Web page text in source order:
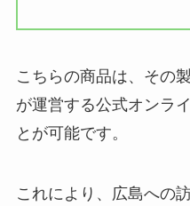
南
こちらの商品は、その
が運営する公式オンラ
とが可能です。
これにより、広島への